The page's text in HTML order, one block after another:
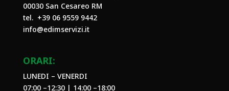
00030 San Cesareo RM
tel. +39 06 9559 9442
info@edimservizi.it
ORARI:
LUNEDI – VENERDI
07:00 –12:30 | 14:00 –18:00